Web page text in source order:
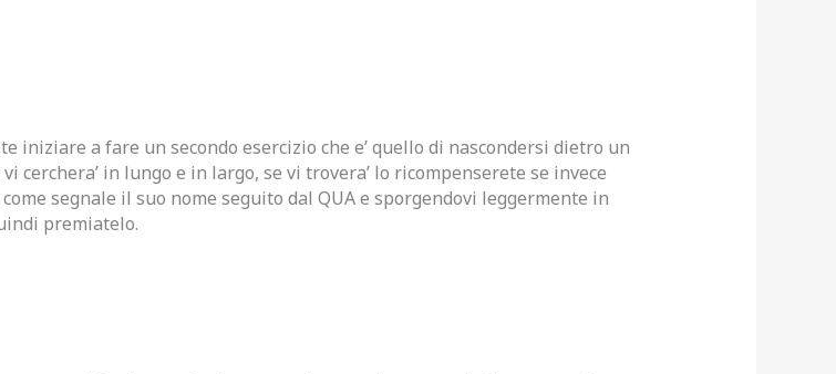
iniziare a fare un secondo esercizio che e’ quello di nascondersi dietro un
cerchera’ in lungo e in largo, se vi trovera’ lo ricompenserete se invece
segnale il suo nome seguito dal QUA e sporgendovi leggermente in
premiatelo.